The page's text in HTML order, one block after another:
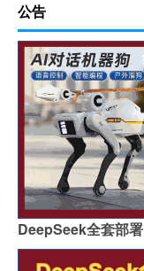
公告
DeepSeek全套部